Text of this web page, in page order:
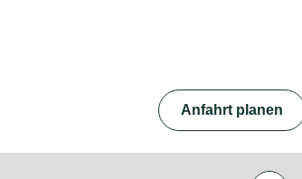
Anfahrt planen